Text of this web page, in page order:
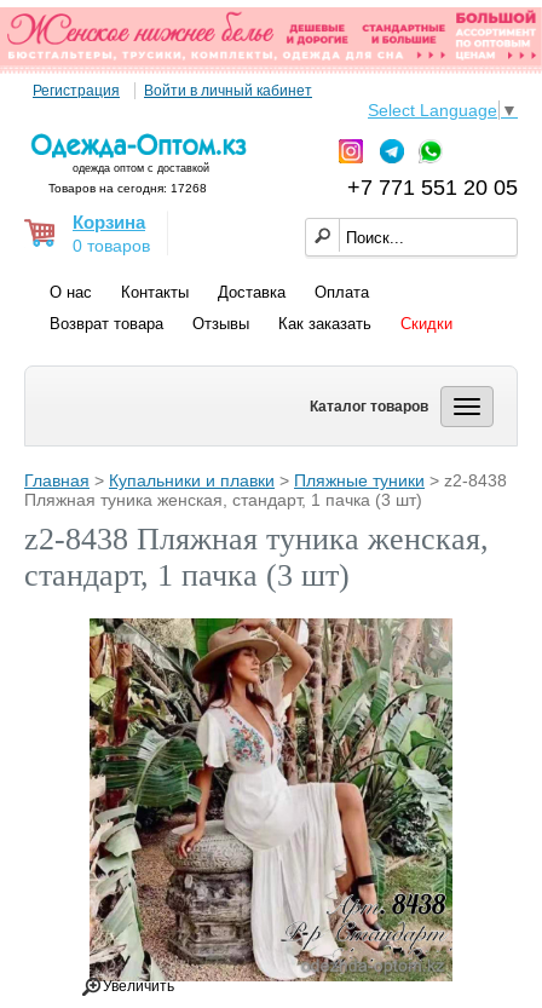
Регистрация Войти в личный кабинет
Select Language ▼
одежда оптом с доставкой
+7 771 551 20 05
Товаров на сегодня: 17268
Корзина
0 товаров
О нас Контакты Доставка
Оплата
Возврат товара
Отзывы Как заказать Скидки
Каталог товаров
Главная > Купальники и плавки > Пляжные туники > z2-8438
Пляжная туника женская, стандарт, 1 пачка (3 шт)
z2-8438 Пляжная туника женская,
стандарт, 1 пачка (3 шт)
Увеличить